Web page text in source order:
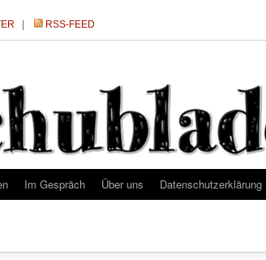
RSS-FEED
Im Gespräch Über uns Datenschutzerklärung